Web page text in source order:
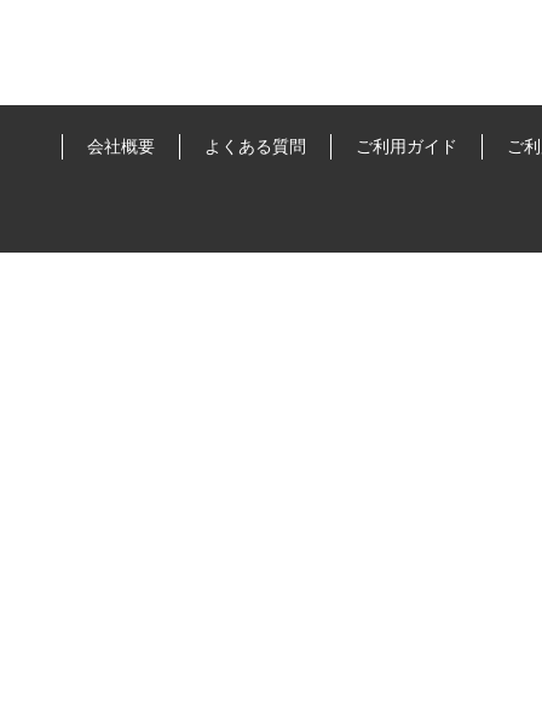
会社概要 よくある質問 ご利用ガイド ご